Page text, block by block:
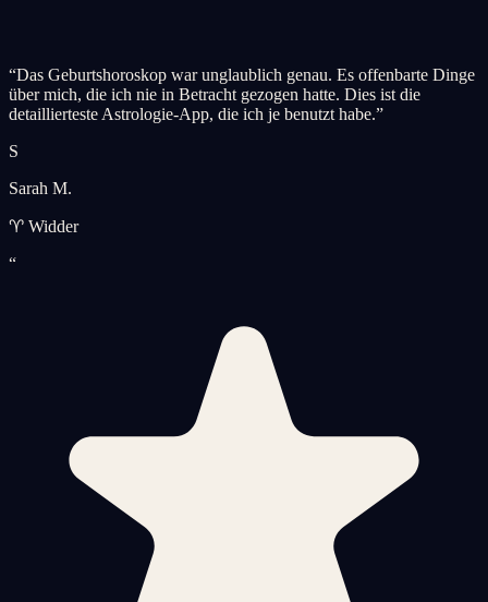
“Das Geburtshoroskop war unglaublich genau. Es offenbarte Dinge
über mich, die ich nie in Betracht gezogen hatte. Dies ist die
detaillierteste Astrologie-App, die ich je benutzt habe.”
S
Sarah M.
♈ Widder
“